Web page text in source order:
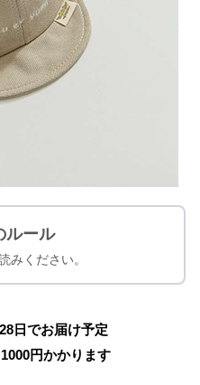
ルール
みください。
日でお届け予定
1000円かかります